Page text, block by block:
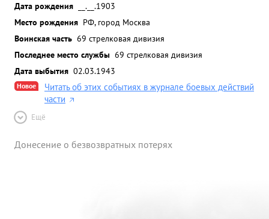
Дата рождения
__.__.1903
Место рождения РФ, город Москва
Воинская часть 69 стрелковая дивизия
Последнее место службы 69 стрелковая дивизия
Дата выбытия 02.03.1943
Новое
Читать об этих событиях в журнале боевых действий
части
Ещё
Донесение о безвозвратных потерях